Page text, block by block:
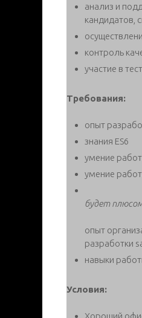
анализ и
кандидатов,
контроль
участие в
Требования:
опыт
знания ES6
умение
умение
будет
опыт
разработки
навыки
Условия:
Хороший